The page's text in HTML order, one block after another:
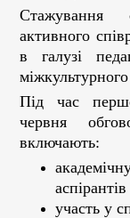
Стажування
активного
в галузі
Під час
червня
включають:
участь у